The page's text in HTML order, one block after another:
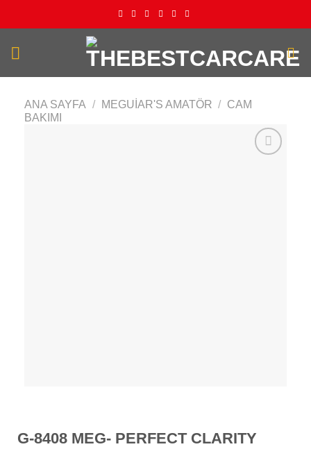
atla
ANA SAYFA / MEGUIAR'S AMATÖR / CAM
BAKIMI
G-8408 MEG- PERFECT CLARITY